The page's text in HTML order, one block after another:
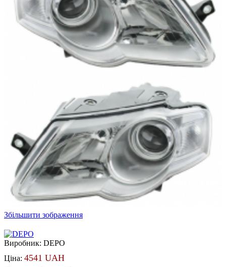
Збільшити зображення
Виробник: DEPO
Ціна: 4541 UAH